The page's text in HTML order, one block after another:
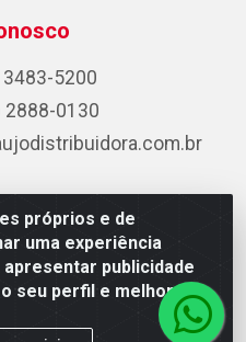
próprios e de
uma experiência
publicidade
seu perfil e melhorar a
3483-5200
2888-0130
Carneiro de Campos, 42 -
RJ - CEP 20.920-410 -
0003-85